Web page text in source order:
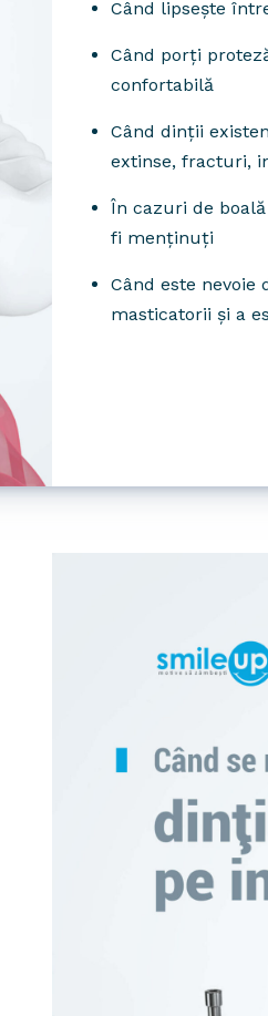
Când lipsește
Când porți
confortabilă
Când dinții
extinse, fracturi,
În cazuri de
fi menținuți
Când este
masticatorii și a